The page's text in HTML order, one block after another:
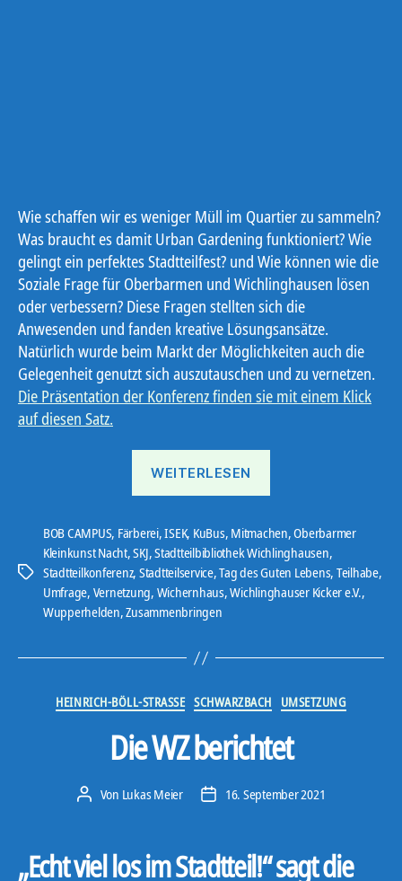
Wie schaffen wir es weniger Müll im Quartier zu sammeln?
Was braucht es damit Urban Gardening funktioniert? Wie
gelingt ein perfektes Stadtteilfest? und Wie können wie die
Soziale Frage für Oberbarmen und Wichlinghausen lösen
oder verbessern? Diese Fragen stellten sich die
Anwesenden und fanden kreative Lösungsansätze.
Natürlich wurde beim Markt der Möglichkeiten auch die
Gelegenheit genutzt sich auszutauschen und zu vernetzen.
Die Präsentation der Konferenz finden sie mit einem Klick
auf diesen Satz.
WEITERLESEN
Schlagwörter
BOB CAMPUS, Färberei,ISEK, KuBus, Mitmachen,Oberbarmer
Kleinkunst Nacht,SKJ,Stadtteilbibliothek Wichlinghausen,
Stadtteilkonferenz, Stadtteilservice,Tag des Guten Lebens, Teilhabe,
Umfrage, Vernetzung, Wichernhaus,Wichlinghauser Kicker e.V.,
Wupperhelden,Zusammenbringen
Kategorien
HEINRICH-BÖLL-STRASSE SCHWARZBACH UMSETZUNG
Die WZ berichtet
Beitragsautor
Von Lukas Meier Veröffentlichungsdatum
16. September 2021
„Echt viel los im Stadtteil!“ sagt die